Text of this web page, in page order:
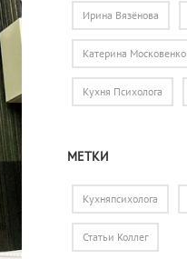
Ирина Вязёнова
Катерина Московенко
Кухня Психолога
МЕТКИ
Кухняпсихолога
Статьи Коллег